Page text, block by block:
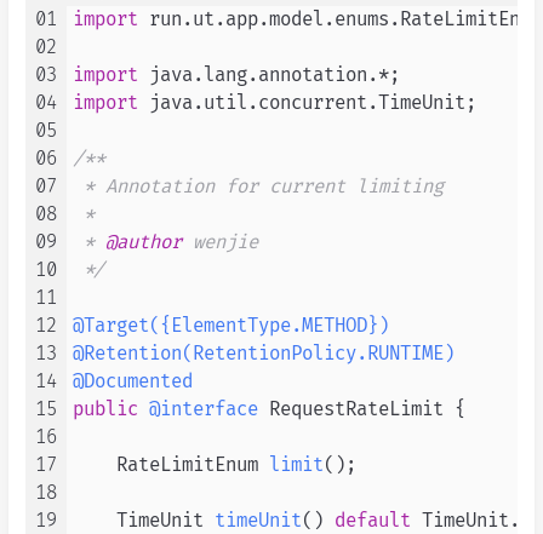
01
02
03
04
05
06
07
08
09
10
11
12
13
14
15
16
17
18
19
import
import
import java.util.concurrent.TimeUnit;
/**
* Annotation for current limiting
*
* @author wenjie
*/
@Target({ElementType.METHOD})
@Retention(RetentionPolicy.RUNTIME)
@Documented
public @interface RequestRateLimit {
    RateLimitEnum
limit() ;
    TimeUnit
timeUnit() default